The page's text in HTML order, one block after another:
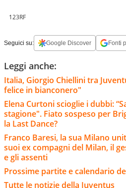
123RF
Seguici su: Google Discover Fonti
Leggi anche:
Italia, Giorgio Chiellini tra
felice in bianconero"
Elena Curtoni scioglie i dubbi:
stagione". Fiato sospeso per
la Last Dance?
Franco Baresi, la sua Milano
suoi ex compagni del Milan, il
e gli assenti
Prossime partite e calendario
Tutte le notizie della Juventus